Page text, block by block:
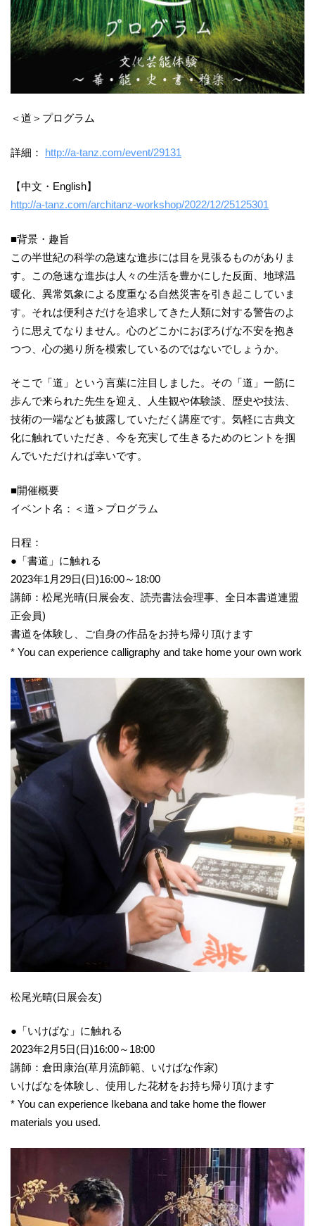
＜道＞プログラム
詳細： http://a-tanz.com/event/29131
【中文・English】
http://a-tanz.com/architanz-workshop/2022/12/25125301
■背景・趣旨
この半世紀の科学の急速な進歩には目を見張るものがありま
す。この急速な進歩は人々の生活を豊かにした反面、地球温
暖化、異常気象による度重なる自然災害を引き起こしていま
す。それは便利さだけを追求してきた人類に対する警告のよ
うに思えてなりません。心のどこかにおぼろげな不安を抱き
つつ、心の拠り所を模索しているのではないでしょうか。
そこで「道」という言葉に注目しました。その「道」一筋に
歩んで来られた先生を迎え、人生観や体験談、歴史や技法、
技術の一端なども披露していただく講座です。気軽に古典文
化に触れていただき、今を充実して生きるためのヒントを掴
んでいただければ幸いです。
■開催概要
イベント名：＜道＞プログラム
日程：
●「書道」に触れる
2023年1月29日(日)16:00～18:00
講師：松尾光晴(日展会友、読売書法会理事、全日本書道連盟
正会員)
書道を体験し、ご自身の作品をお持ち帰り頂けます
* You can experience calligraphy and take home your own work
松尾光晴(日展会友)
●「いけばな」に触れる
2023年2月5日(日)16:00～18:00
講師：倉田康治(草月流師範、いけばな作家)
いけばなを体験し、使用した花材をお持ち帰り頂けます
* You can experience Ikebana and take home the flower
materials you used.